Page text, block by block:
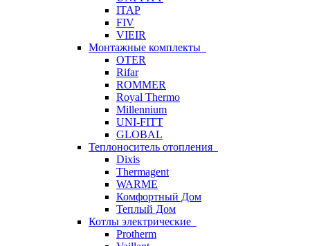
ITAP
FIV
VIEIR
Монтажные комплекты
OTER
Rifar
ROMMER
Royal Thermo
Millennium
UNI-FITT
GLOBAL
Теплоноситель отопления
Dixis
Thermagent
WARME
Комфортный Дом
Теплый Дом
Котлы электрические
Protherm